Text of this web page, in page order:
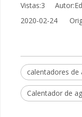
Vistas:3
2020-02-24
calentadores de
Calentador de